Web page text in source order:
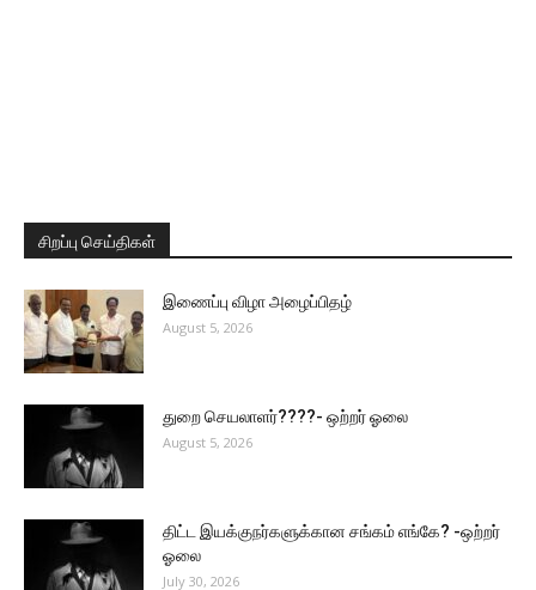
சிறப்பு செய்திகள்
இணைப்பு விழா அழைப்பிதழ்
August 5, 2026
துறை செயலாளர்????- ஒற்றர் ஓலை
August 5, 2026
திட்ட இயக்குநர்களுக்கான சங்கம் எங்கே? -ஒற்றர்
ஓலை
July 30, 2026